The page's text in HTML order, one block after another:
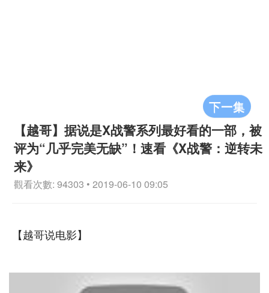
下一集
【越哥】据说是X战警系列最好看的一部，被
评为“几乎完美无缺”！速看《X战警：逆转未
来》
觀看次數: 94303 • 2019-06-10 09:05
【越哥说电影】